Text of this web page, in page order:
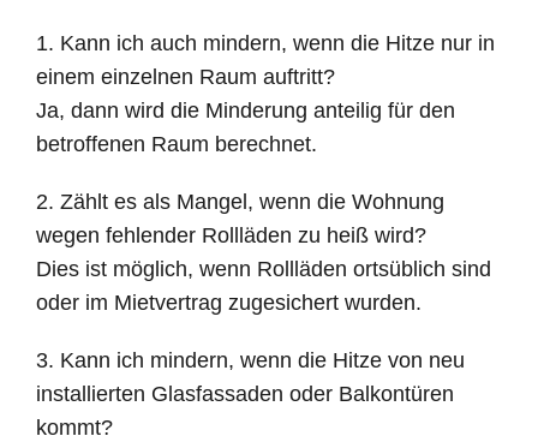
1. Kann ich auch mindern, wenn die Hitze nur in
einem einzelnen Raum auftritt?
Ja, dann wird die Minderung anteilig für den
betroffenen Raum berechnet.
2. Zählt es als Mangel, wenn die Wohnung
wegen fehlender Rollläden zu heiß wird?
Dies ist möglich, wenn Rollläden ortsüblich sind
oder im Mietvertrag zugesichert wurden.
3. Kann ich mindern, wenn die Hitze von neu
installierten Glasfassaden oder Balkontüren
kommt?